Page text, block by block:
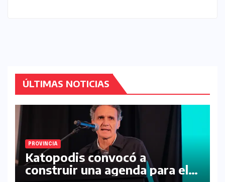
ÚLTIMAS NOTICIAS
PROVINCIA
Katopodis convocó a
construir una agenda para el